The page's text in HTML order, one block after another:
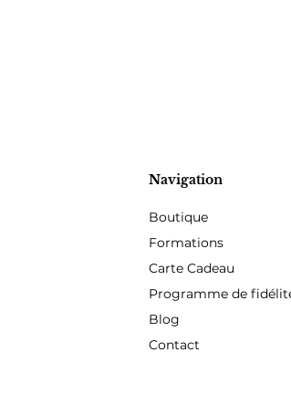
Navigation
Boutique
Formations
Carte Cadeau
Programme de
Blog
Contact